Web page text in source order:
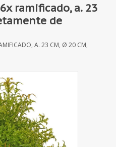
ramificado, a. 23
de
A. 23 CM, Ø 20 CM,